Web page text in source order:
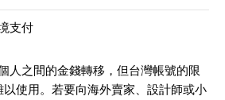
支付
人之間的金錢轉移，但台灣帳號的限
使用。若要向海外賣家、設計師或小